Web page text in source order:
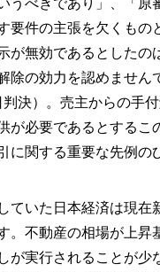
要件の主張を欠くもの
が無効であるとしたの
除の効力を認めません
決）。売主からの手
が必要であるとするこ
に関する重要な先例の
ていた日本経済は現在
。不動産の相場が上昇
が実行されることが少